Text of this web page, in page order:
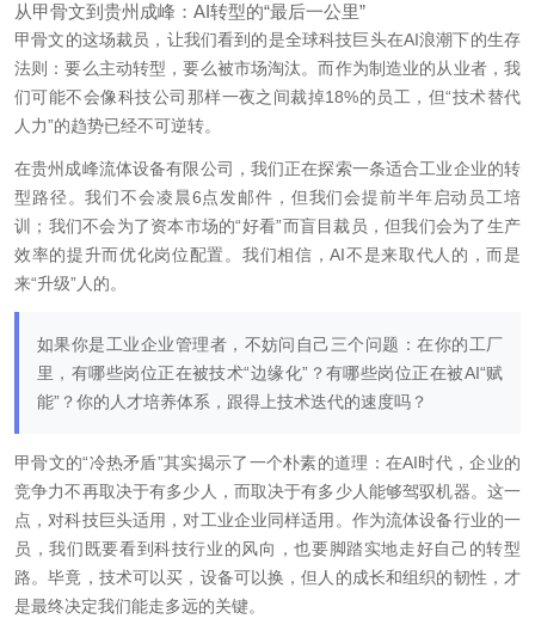
从甲骨文到贵州成峰：AI转型的“最后一公里”
甲骨文的这场裁员，让我们看到的是全球科技巨头在AI浪潮下的生存
法则：要么主动转型，要么被市场淘汰。而作为制造业的从业者，我
们可能不会像科技公司那样一夜之间裁掉18%的员工，但“技术替代
人力”的趋势已经不可逆转。
在贵州成峰流体设备有限公司，我们正在探索一条适合工业企业的转
型路径。我们不会凌晨6点发邮件，但我们会提前半年启动员工培
训；我们不会为了资本市场的“好看”而盲目裁员，但我们会为了生产
效率的提升而优化岗位配置。我们相信，AI不是来取代人的，而是
来“升级”人的。
如果你是工业企业管理者，不妨问自己三个问题：在你的工厂
里，有哪些岗位正在被技术“边缘化”？有哪些岗位正在被AI“赋
能”？你的人才培养体系，跟得上技术迭代的速度吗？
甲骨文的“冷热矛盾”其实揭示了一个朴素的道理：在AI时代，企业的
竞争力不再取决于有多少人，而取决于有多少人能够驾驭机器。这一
点，对科技巨头适用，对工业企业同样适用。作为流体设备行业的一
员，我们既要看到科技行业的风向，也要脚踏实地走好自己的转型
路。毕竟，技术可以买，设备可以换，但人的成长和组织的韧性，才
是最终决定我们能走多远的关键。